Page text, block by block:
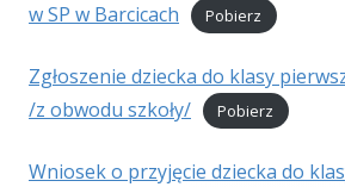
w SP w Barcicach
Pobierz
Zgłoszenie dziecka do klasy
/z obwodu szkoły/
Pobierz
Wniosek o przyjęcie dziecka do